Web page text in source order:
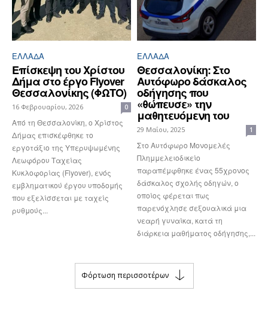
ΕΛΛΆΔΑ
Επίσκεψη του Χρίστου
Δήμα στο έργο Flyover
Θεσσαλονίκης (ΦΩΤΟ)
16 Φεβρουαρίου, 2026 0
Από τη Θεσσαλονίκη, ο Χρίστος
Δήμας επισκέφθηκε το
εργοτάξιο της Υπερυψωμένης
Λεωφόρου Ταχείας
Κυκλοφορίας (Flyover), ενός
εμβληματικού έργου υποδομής
που εξελίσσεται με ταχείς
ρυθμούς...
ΕΛΛΆΔΑ
Θεσσαλονίκη: Στο
Αυτόφωρο δάσκαλος
οδήγησης που
«θώπευσε» την
μαθητευόμενη του
29 Μαΐου, 2025 1
Στο Αυτόφωρο Μονομελές
Πλημμελειοδικείο
παραπέμφθηκε ένας 55χρονος
δάσκαλος σχολής οδηγών, ο
οποίος φέρεται πως
παρενόχλησε σεξουαλικά μια
νεαρή γυναίκα, κατά τη
διάρκεια μαθήματος οδήγησης,...
Φόρτωση περισσοτέρων